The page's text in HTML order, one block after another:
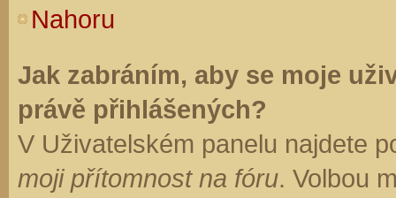
Nahoru
Jak zabráním, aby se moje
právě přihlášených?
V Uživatelském panelu najdete
moji přítomnost na fóru. Volbou